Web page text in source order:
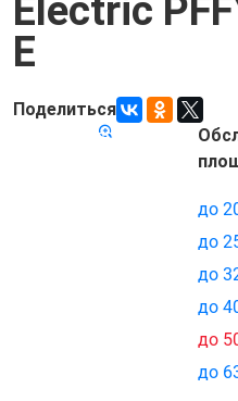
Electric
E
Поделиться
Код товара:
до
до
до
до
до
до